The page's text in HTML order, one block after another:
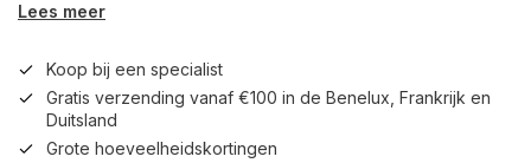
Lees meer
Koop bij een specialist
Gratis verzending vanaf €100 in de Benelux, Frankrijk en
Duitsland
Grote hoeveelheidskortingen